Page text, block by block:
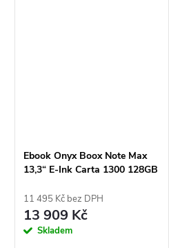
Ebook Onyx Boox Note Max
13,3“ E-Ink Carta 1300 128GB
11 495 Kč bez DPH
13 909 Kč
Skladem